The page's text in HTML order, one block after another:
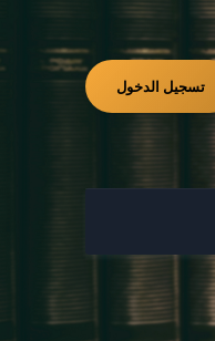
تسجيل الدخول